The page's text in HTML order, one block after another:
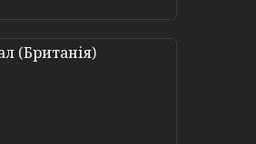
(Британія)